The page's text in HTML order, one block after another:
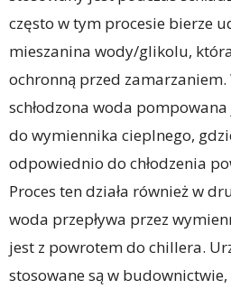
często w tym procesie bierze
mieszanina wody/glikolu,
ochronną przed zamarzaniem.
schłodzona woda
do wymiennika cieplnego,
odpowiednio do chłodzenia
Proces ten działa również w
woda przepływa przez
jest z powrotem do chillera.
stosowane są w budownictwie,